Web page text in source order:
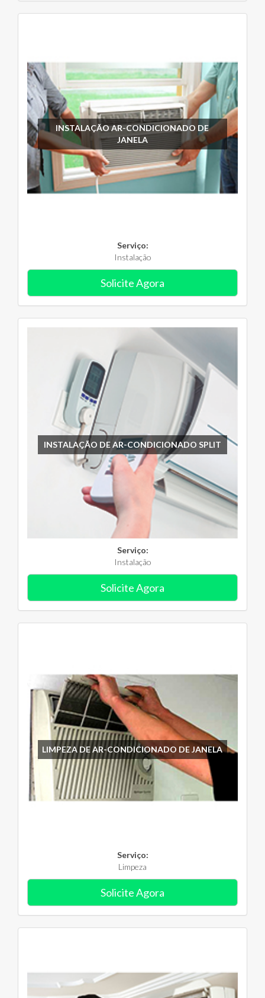
INSTALAÇÃO AR-CONDICIONADO DE
JANELA
Serviço:
Instalação
Solicite Agora
INSTALAÇÃO DE AR-CONDICIONADO SPLIT
Serviço:
Instalação
Solicite Agora
LIMPEZA DE AR-CONDICIONADO DE JANELA
Serviço:
Limpeza
Solicite Agora